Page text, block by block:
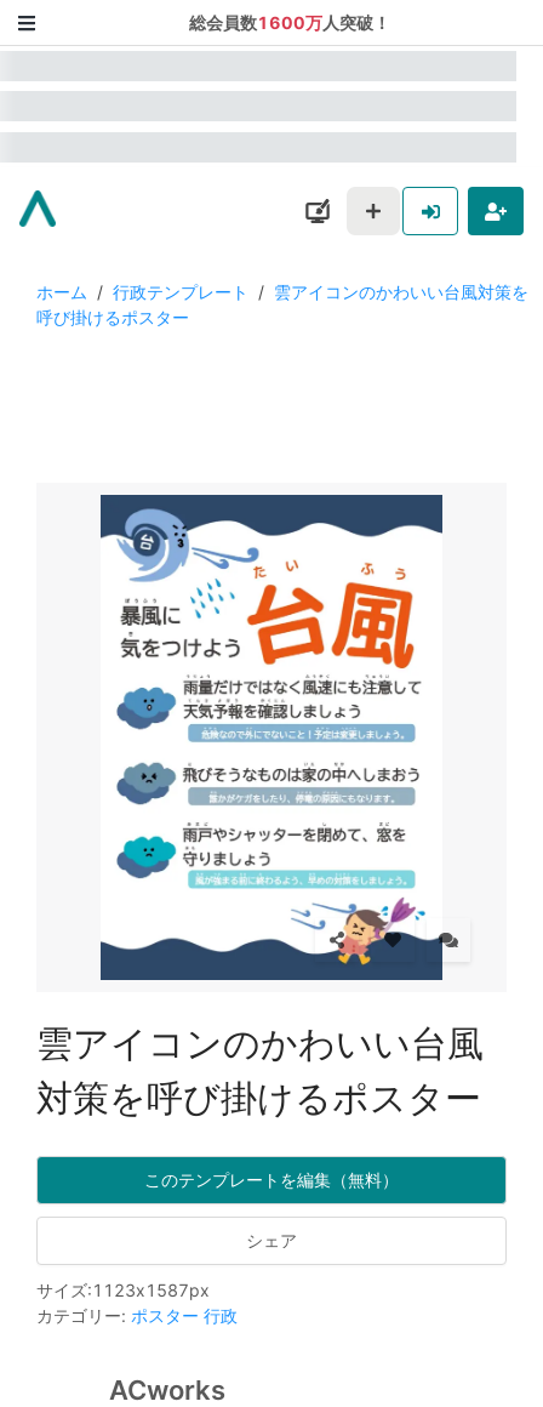
総会員数1600万人突破！
ホーム / 行政テンプレート / 雲アイコンのかわいい台風対策を
呼び掛けるポスター
雲アイコンのかわいい台風
対策を呼び掛けるポスター
このテンプレートを編集（無料）
シェア
サイズ:1123x1587px
カテゴリー: ポスター 行政
ACworks